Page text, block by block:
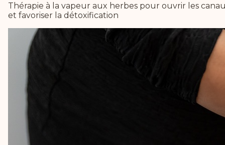
Thérapie à la vapeur aux herbes pour ouvrir les
et favoriser la détoxification